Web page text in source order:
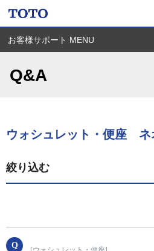
お客様サポート MENU
Q&A
ウォシュレット・便座 ネ
絞り込む